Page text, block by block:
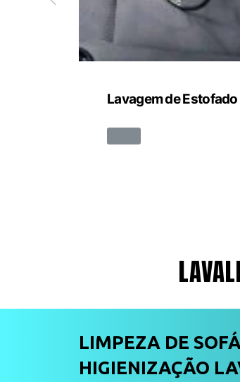
Lavagem de
LIMPEZA DE
HIGIENIZAÇÃO